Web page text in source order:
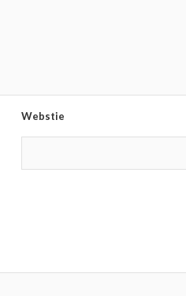
Webstie